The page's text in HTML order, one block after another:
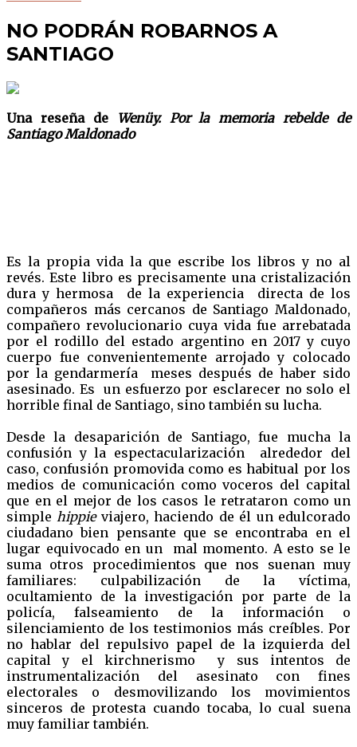
NO PODRÁN ROBARNOS A
SANTIAGO
Una reseña de
Wenüy. Por la memoria rebelde de
Santiago Maldonado
Es la propia vida la que escribe los libros y no al
revés. Este libro es precisamente una cristalización
dura y hermosa de la experiencia directa de los
compañeros más cercanos de Santiago Maldonado,
compañero revolucionario cuya vida fue arrebatada
por el rodillo del estado argentino en 2017 y cuyo
cuerpo fue convenientemente arrojado y colocado
por la gendarmería meses después de haber sido
asesinado. Es un esfuerzo por esclarecer no solo el
horrible final de Santiago, sino también su lucha.
Desde la desaparición de Santiago, fue mucha la
confusión y la espectacularización alrededor del
caso, confusión promovida como es habitual por los
medios de comunicación como voceros del capital
que en el mejor de los casos le retrataron como un
simplehippieviajero, haciendo de él un edulcorado
ciudadano bien pensante que se encontraba en el
lugar equivocado en un mal momento. A esto se le
suma otros procedimientos que nos suenan muy
familiares: culpabilización de la víctima,
ocultamiento de la investigación por parte de la
policía, falseamiento de la información o
silenciamiento de los testimonios más creíbles. Por
no hablar del repulsivo papel de la izquierda del
capital y el kirchnerismo y sus intentos de
instrumentalización del asesinato con fines
electorales o desmovilizando los movimientos
sinceros de protesta cuando tocaba, lo cual suena
muy familiar también.